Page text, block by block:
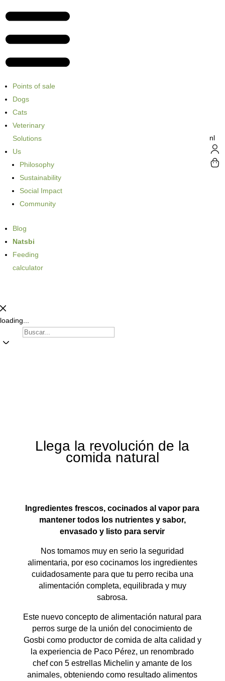
Points of sale
Dogs
Cats
Veterinary
Solutions
Us
Philosophy
Sustainability
Social Impact
Community
Blog
Natsbi
Feeding
calculator
nl
loading...
Llega la revolución de la
comida natural
Ingredientes frescos, cocinados al vapor para
mantener todos los nutrientes y sabor,
envasado y listo para servir
Nos tomamos muy en serio la seguridad
alimentaria, por eso cocinamos los ingredientes
cuidadosamente para que tu perro reciba una
alimentación completa, equilibrada y muy
sabrosa.
Este nuevo concepto de alimentación natural para
perros surge de la unión del conocimiento de
Gosbi como productor de comida de alta calidad y
la experiencia de Paco Pérez, un renombrado
chef con 5 estrellas Michelin y amante de los
animales, obteniendo como resultado alimentos